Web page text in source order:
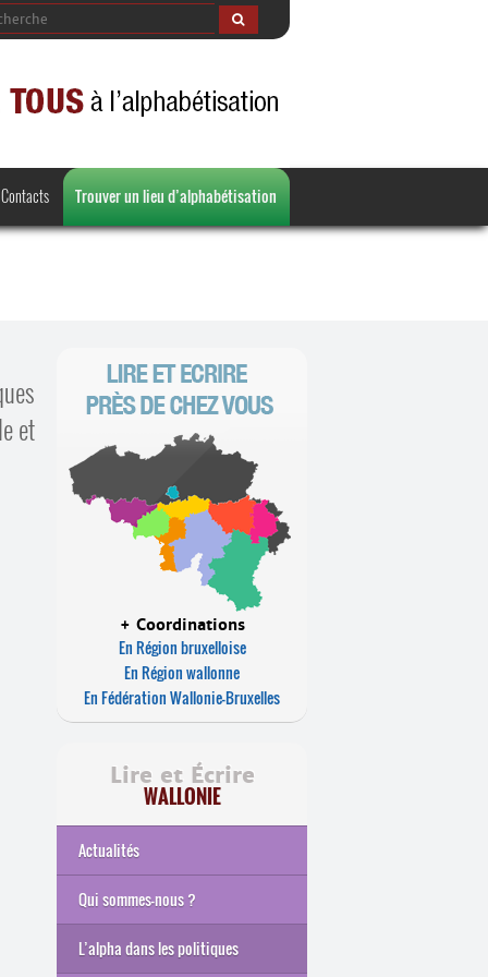
Contacts Trouver un lieu d’alphabétisation
et
+ Coordinations
En Région bruxelloise
En Région wallonne
En Fédération Wallonie-Bruxelles
Lire et Écrire
WALLONIE
Actualités
Qui sommes-nous ?
Nos missions
Nos mandats
Notre histoire
Instances de l’ASBL
Équipe
Rapport d’activités
L’alpha dans les politiques